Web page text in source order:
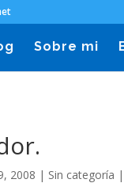
Sobre mi
2008 | Sin categoría |